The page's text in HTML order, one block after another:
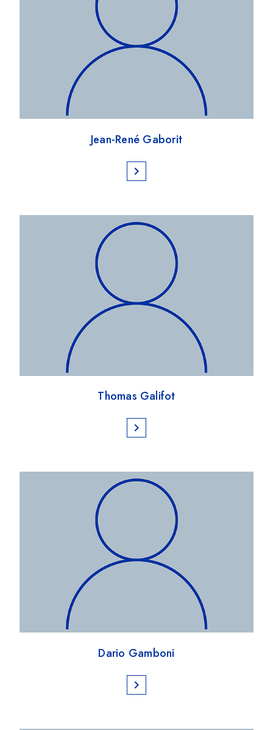
Jean-René Gaborit
chevron_right
Thomas Galifot
chevron_right
Dario Gamboni
chevron_right